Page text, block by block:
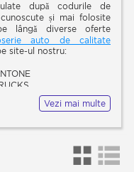
după codurile de
și mai folosite
lângă diverse oferte
auto de calitate
site-ul nostru:
Vezi mai multe